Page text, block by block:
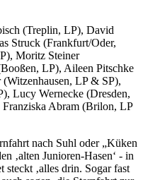
(Treplin, LP), David
Struck (Frankfurt/Oder,
Moritz Steiner
LP), Aileen Pitschke
LP & SP),
Lucy Wernecke (Dresden,
Abram (Brilon, LP
nach Suhl oder „Küken
‚alten Junioren-Hasen‘ - in
‚alles drin. Sogar fast